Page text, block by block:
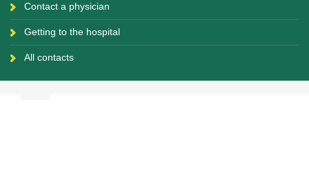
Contact a physician
Getting to the hospital
All contacts